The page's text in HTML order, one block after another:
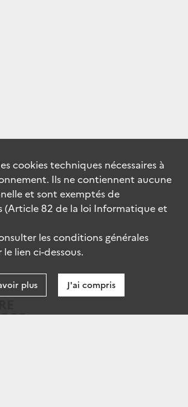
cookiestechniques nécessaires à
Ils ne contiennent aucune
et sont exemptés de
(Article 82 de la loi Informatique et
les conditions générales
lien ci-dessous.
plus J'ai compris